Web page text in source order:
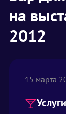
на
2012
15 марта